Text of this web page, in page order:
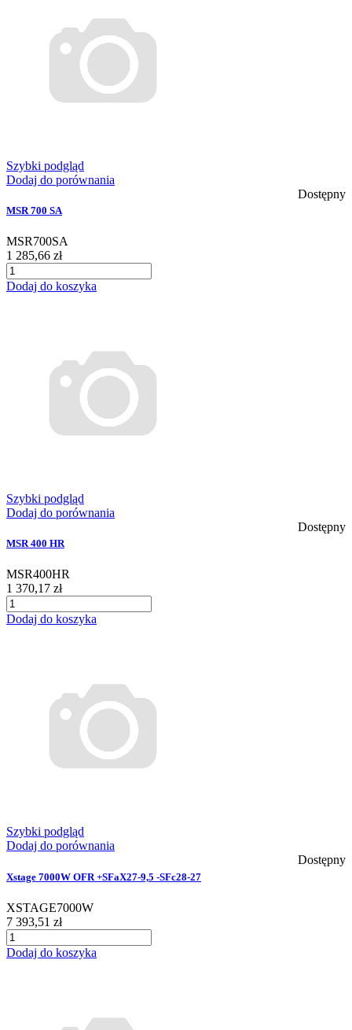
Szybki podgląd
Dodaj do porównania
Dostępny
MSR 700 SA
MSR700SA
1 285,66 zł
Dodaj do koszyka
Szybki podgląd
Dodaj do porównania
Dostępny
MSR 400 HR
MSR400HR
1 370,17 zł
Dodaj do koszyka
Szybki podgląd
Dodaj do porównania
Dostępny
Xstage 7000W OFR +SFaX27-9,5 -SFc28-27
XSTAGE7000W
7 393,51 zł
Dodaj do koszyka